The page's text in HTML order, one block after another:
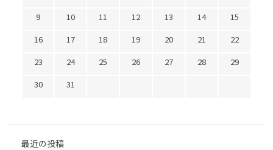
9
10 11 12 13 14
15
16
17 18 19 20 21
22
23
24 25 26 27 28
29
30
31
最近の投稿